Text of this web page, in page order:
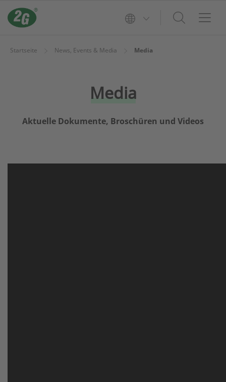
Startseite News, Events & Media Media
Media
Aktuelle Dokumente, Broschüren und Videos